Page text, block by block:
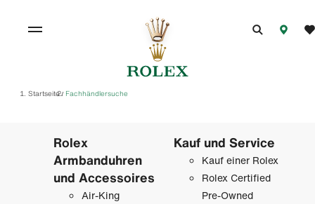
Startseite/ Fachhändlersuche
Rolex
Armbanduhren
und Accessoires
Air-King
Kauf und Service
Kauf einer Rolex
Rolex Certified
Pre-Owned